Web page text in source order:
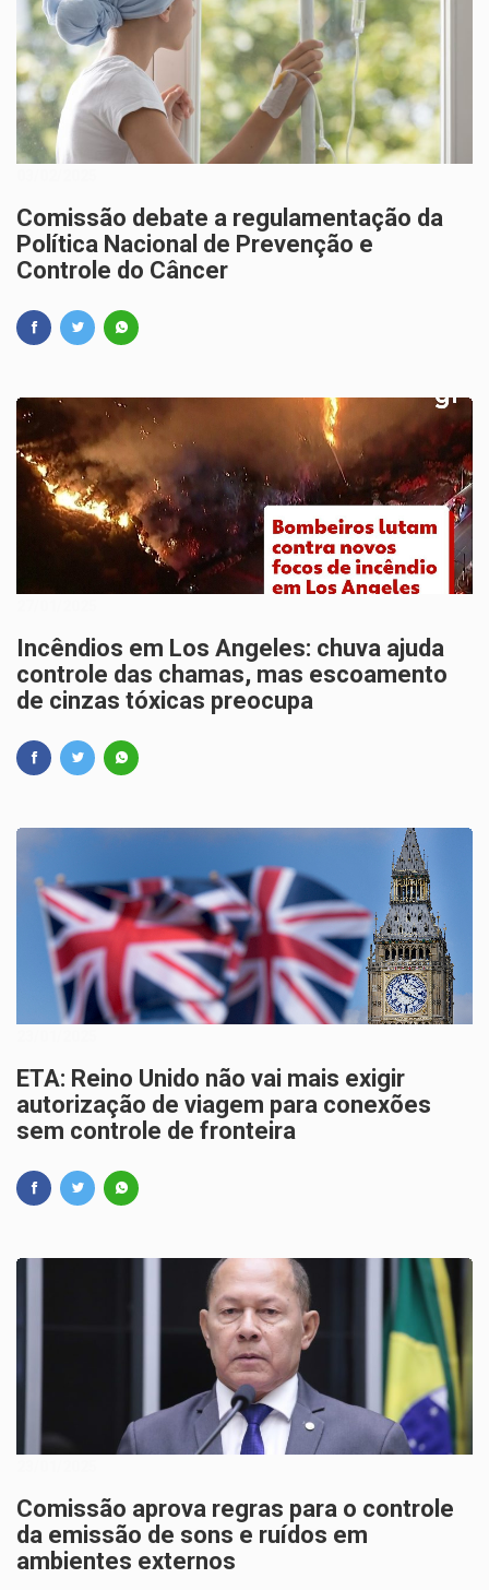
Comissão debate a regulamentação da
Política Nacional de Prevenção e
Controle do Câncer
Incêndios em Los Angeles: chuva ajuda
controle das chamas, mas escoamento
de cinzas tóxicas preocupa
ETA: Reino Unido não vai mais exigir
autorização de viagem para conexões
sem controle de fronteira
Comissão aprova regras para o controle
da emissão de sons e ruídos em
ambientes externos